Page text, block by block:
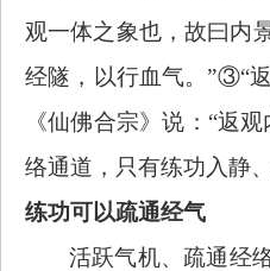
观一体之象也，故曰内
经隧，以行血气。”③“
《仙佛合宗》说：“返
络通道，只有练功入静
练功可以疏通经气
活跃气机、疏通经